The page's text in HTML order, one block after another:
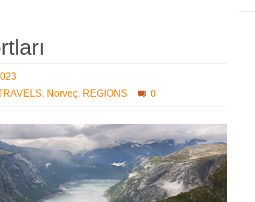
, Norveç, REGIONS 0